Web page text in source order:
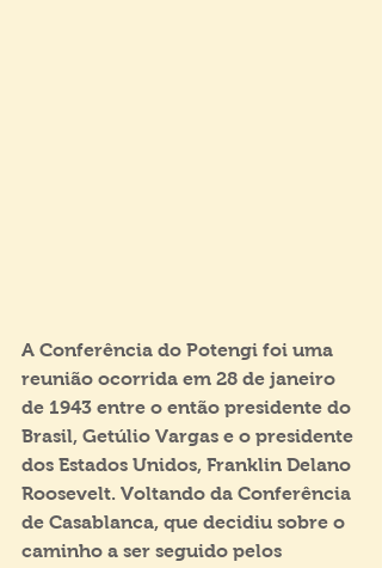
A Conferência do Potengi foi uma
reunião ocorrida em 28 de janeiro
de 1943 entre o então presidente do
Brasil, Getúlio Vargas e o presidente
dos Estados Unidos, Franklin Delano
Roosevelt. Voltando da Conferência
de Casablanca, que decidiu sobre o
caminho a ser seguido pelos